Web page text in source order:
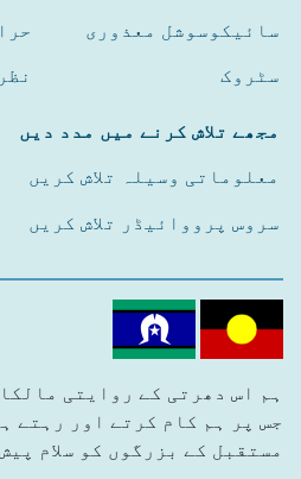
سائیکوسوشل معذوری
سٹروک
مجھے تلاش کرنے میں مدد دیں
معلوماتی وسیلہ تلاش کریں
سروس پرووائیڈر تلاش کریں
ہم اس دھرتی کے روایتی
جس پر ہم کام کرتے اور رہتے
مستقبل کے بزرگوں کو سلام